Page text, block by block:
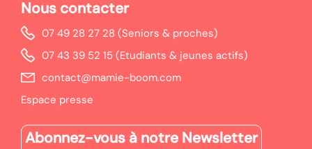
Nous contacter
07 49 28 27 28 (Seniors & proches)
07 43 39 52 15 (Etudiants & jeunes actifs)
contact@mamie-boom.com
Espace presse
Abonnez-vous à notre Newsletter